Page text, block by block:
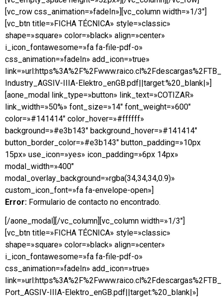
[vc_row css_animation=»fadeIn»][vc_column width=»1/3″]
[vc_btn title=»FICHA TÉCNICA» style=»classic»
shape=»square» color=»black» align=»center»
i_icon_fontawesome=»fa fa-file-pdf-o»
css_animation=»fadeIn» add_icon=»true»
Industry_AGSIV-IIIA-Elektro_enGB.pdf||target:%20_blank|»]
[aone_modal link_type=»button» link_text=»COTIZAR»
link_width=»50%» font_size=»14″ font_weight=»600″
color=»#141414″ color_hover=»#ffffff»
background=»#e3b143″ background_hover=»#141414″
button_border_color=»#e3b143″ button_padding=»10px
15px» use_icon=»yes» icon_padding=»6px 14px»
modal_width=»400″
modal_overlay_background=»rgba(34,34,34,0.9)»
custom_icon_font=»fa fa-envelope-open»]
Error: Formulario de contacto no encontrado.
[/aone_modal][/vc_column][vc_column width=»1/3″]
[vc_btn title=»FICHA TÉCNICA» style=»classic»
shape=»square» color=»black» align=»center»
i_icon_fontawesome=»fa fa-file-pdf-o»
css_animation=»fadeIn» add_icon=»true»
Port_AGSIV-IIIA-Elektro_enGB.pdf||target:%20_blank|»]